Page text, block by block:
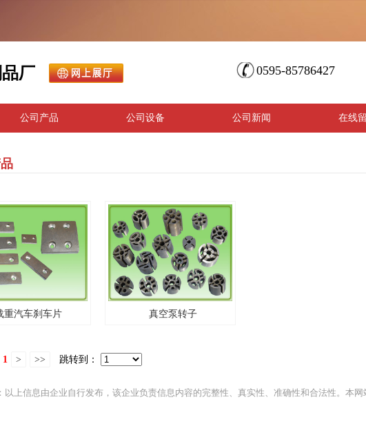
厂 0595-85786427
公司产品 公司设备 公司新闻 在线
重汽车刹车片 真空泵转子
1 > >> 跳转到：
以上信息由企业自行发布，该企业负责信息内容的完整性、真实性、准确性和合法性。本网